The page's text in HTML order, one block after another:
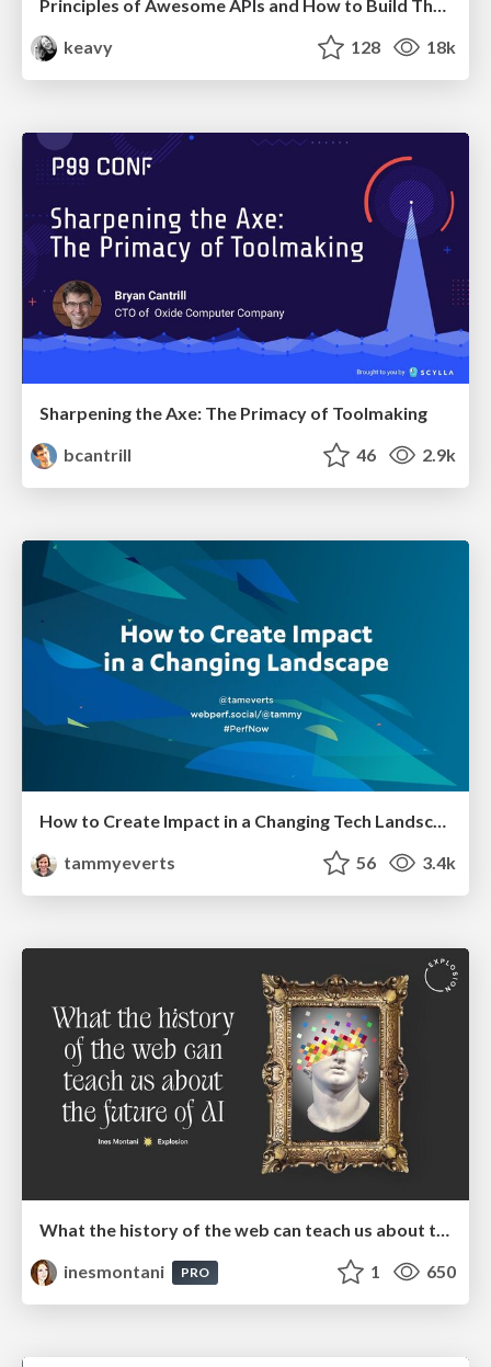
keavy
128 18k
Sharpening the Axe: The Primacy of Toolmaking
bcantrill
46 2.9k
How to Create Impact in a Changing Tech Landscape [PerfNow 2023]
tammyeverts
56 3.4k
What the history of the web can teach us about the future of AI
inesmontani
PRO 1 650